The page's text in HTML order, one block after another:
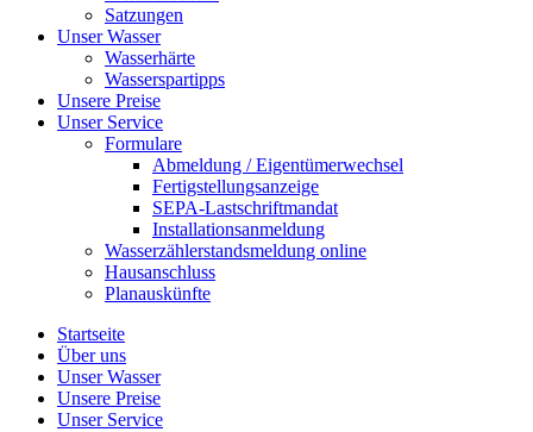
Satzungen
Unser Wasser
Wasserhärte
Wasserspartipps
Unsere Preise
Unser Service
Formulare
Abmeldung / Eigentümerwechsel
Fertigstellungsanzeige
SEPA-Lastschriftmandat
Installationsanmeldung
Wasserzählerstandsmeldung online
Hausanschluss
Planauskünfte
Startseite
Über uns
Unser Wasser
Unsere Preise
Unser Service